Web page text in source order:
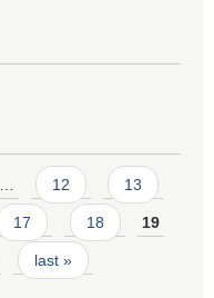
… 12 13
17 18 19
last »